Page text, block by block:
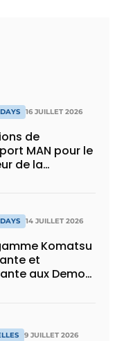
16 JUILLET 2026
de
MAN pour le
de la
14 JUILLET 2026
Komatsu
et
aux Demo
9 JUILLET 2026